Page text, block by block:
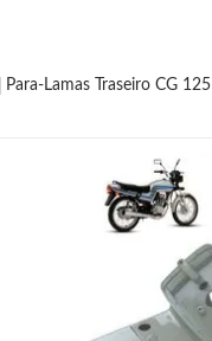
Para-Lamas Traseiro CG 125